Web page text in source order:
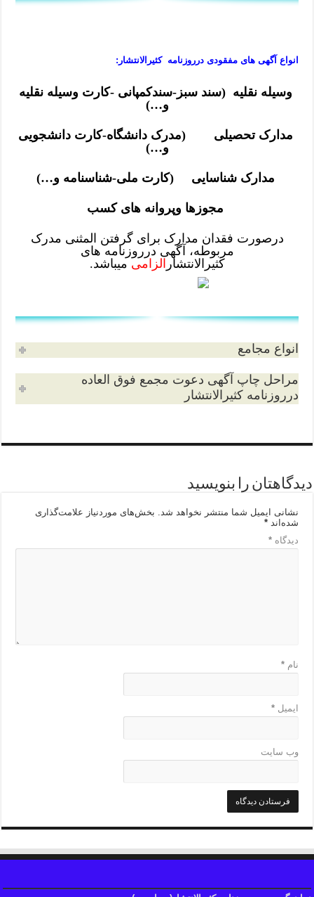
انواع آگهی هایمفقودی درروزنامه کثیرالانتشار:
وسیله نقلیه (سند سبز-سندکمپانی -کارت وسیله نقلیه
و…)
مدارک تحصیلی (مدرک دانشگاه-کارت دانشجویی
و…)
مدارک شناسایی (کارت ملی-شناسنامه و…)
مجوزها وپروانه های کسب
درصورت فقدان مدارک برای گرفتن المثنی مدرک
مربوطه، آگهی درروزنامه های
کثیرالانتشار الزامی میباشد.
انواع مجامع
مراحل چاپ آگهی دعوت مجمع فوق العاده
درروزنامه کثیرالانتشار
دیدگاهتان را بنویسید
نشانی ایمیل شما منتشر نخواهد شد.
بخش‌های موردنیاز علامت‌گذاری
شده‌اند*
دیدگاه*
نام*
ایمیل*
وب‌ سایت